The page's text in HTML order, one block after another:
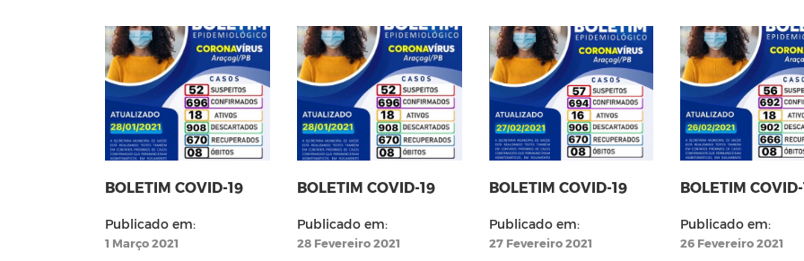
BOLETIM COVID-19
Publicado em:
1 Março 2021
BOLETIM COVID-19
Publicado em:
28 Fevereiro 2021
BOLETIM COVID-19
Publicado em:
27 Fevereiro 2021
BOLETIM
Publicado em:
26 Fevereiro 2021